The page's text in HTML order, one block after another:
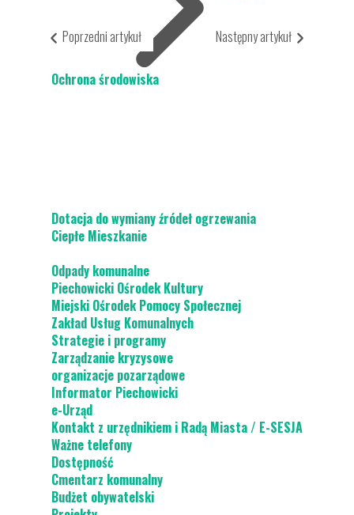
Ochrona środowiska
Dotacja do wymiany źródeł ogrzewania
Ciepłe Mieszkanie
Odpady komunalne
Piechowicki Ośrodek Kultury
Miejski Ośrodek Pomocy Społecznej
Zakład Usług Komunalnych
Strategie i programy
Zarządzanie kryzysowe
organizacje pozarządowe
Informator Piechowicki
e-Urząd
Kontakt z urzędnikiem i Radą Miasta / E-SESJA
Ważne telefony
Dostępność
Cmentarz komunalny
Budżet obywatelski
Poprzedni artykuł Następny artykuł